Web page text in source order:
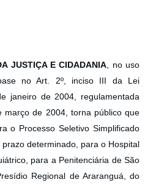
JUSTIÇA E CIDADANIA , no uso
no Art. 2º, inciso III da Lei
janeiro de 2004, regulamentada
março de 2004, torna público que
o Processo Seletivo Simplificado
determinado, para o Hospital
para a Penitenciária de São
Regional de Araranguá, do